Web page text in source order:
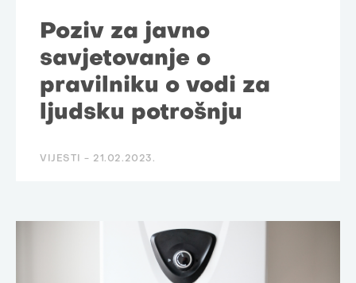
Poziv za javno
savjetovanje o
pravilniku o vodi za
ljudsku potrošnju
VIJESTI - 21.02.2023.